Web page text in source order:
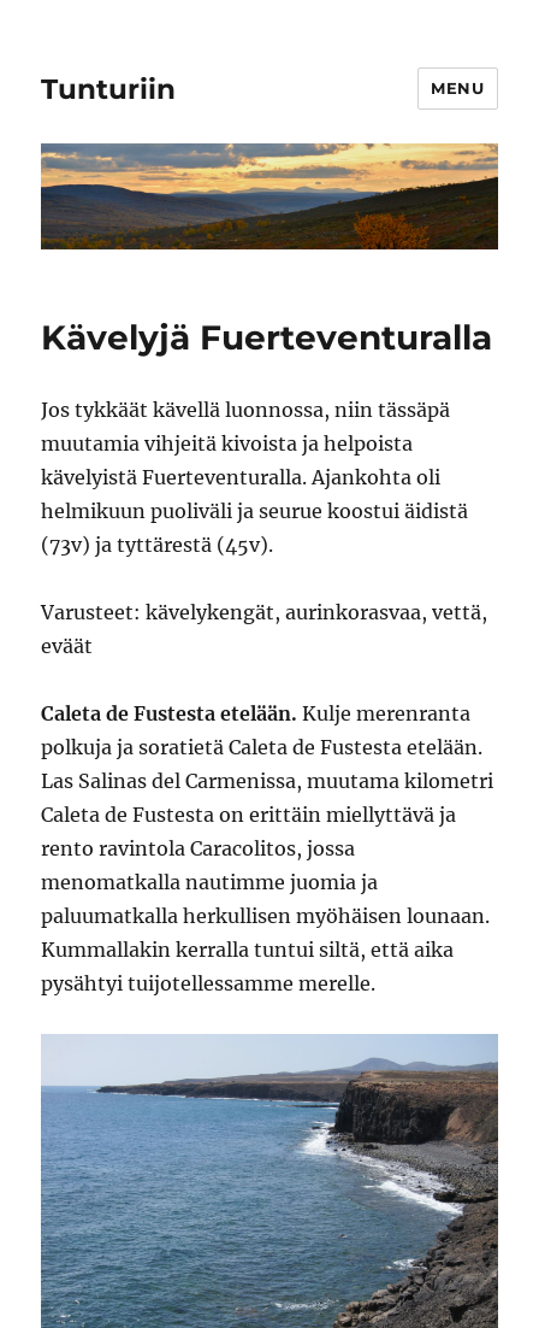
Tunturiin MENU
Kävelyjä Fuerteventuralla
Jos tykkäät kävellä luonnossa, niin tässäpä
muutamia vihjeitä kivoista ja helpoista
kävelyistä Fuerteventuralla. Ajankohta oli
helmikuun puoliväli ja seurue koostui äidistä
(73v) ja tyttärestä (45v).
Varusteet: kävelykengät, aurinkorasvaa, vettä,
eväät
Caleta de Fustesta etelään. Kulje merenranta
polkuja ja soratietä Caleta de Fustesta etelään.
Las Salinas del Carmenissa, muutama kilometri
Caleta de Fustesta on erittäin miellyttävä ja
rento ravintola Caracolitos, jossa
menomatkalla nautimme juomia ja
paluumatkalla herkullisen myöhäisen lounaan.
Kummallakin kerralla tuntui siltä, että aika
pysähtyi tuijotellessamme merelle.